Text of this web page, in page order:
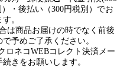
・後払い（300円税別）でお
。
は商品お届けの時でなく前後
予めご了承ください。
ネコWEBコレクト決済メー
きをお願いします。